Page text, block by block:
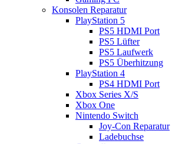
Konsolen Reparatur
PlayStation 5
PS5 HDMI Port
PS5 Lüfter
PS5 Laufwerk
PS5 Überhitzung
PlayStation 4
PS4 HDMI Port
Xbox Series X/S
Xbox One
Nintendo Switch
Joy-Con Reparatur
Ladebuchse